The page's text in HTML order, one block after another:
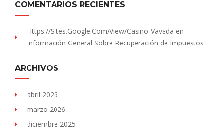
COMENTARIOS RECIENTES
Https://sites.Google.com/view/Casino-Vavada en
Información General Sobre Recuperación de Impuestos
ARCHIVOS
abril 2026
marzo 2026
diciembre 2025